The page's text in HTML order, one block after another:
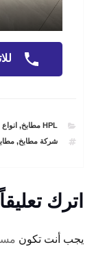
CATEGORIES
HPL مطابخ ,
TAGS
شركة مطابخ,
اترك تعليقاً
يجب أنت تكون